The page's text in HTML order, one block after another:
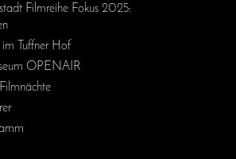
Filmreihe Fokus 2025:
im Tuffner Hof
OPENAIR